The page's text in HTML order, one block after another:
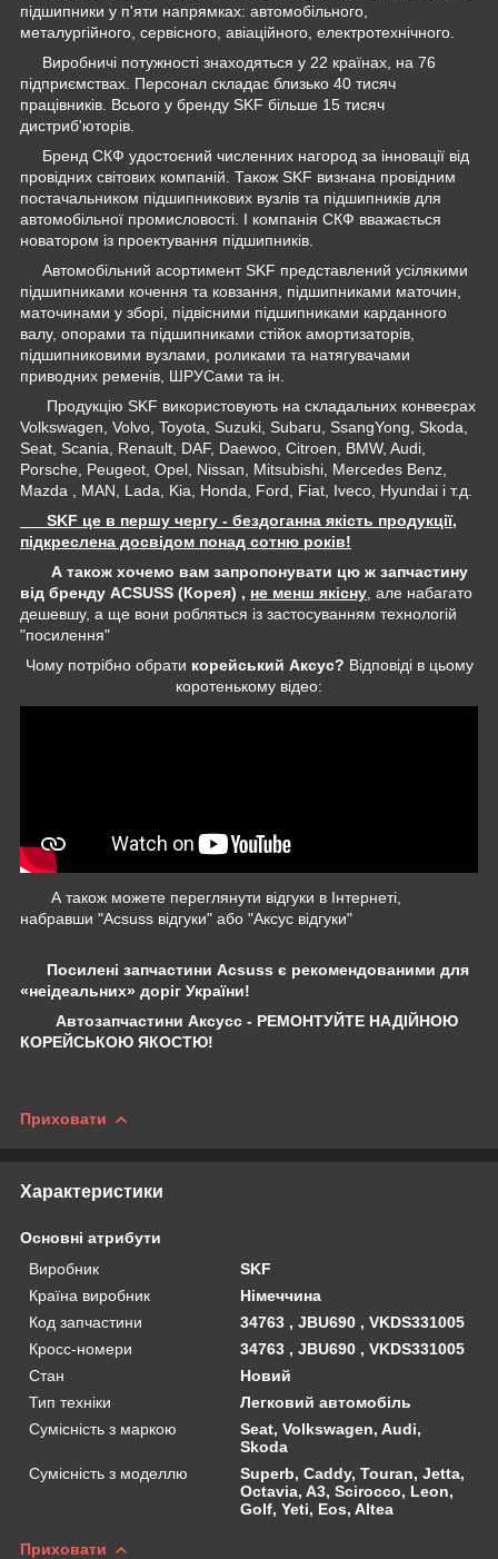
підшипники у п'яти напрямках: автомобільного,
металургійного, сервісного, авіаційного, електротехнічного.
Виробничі потужності знаходяться у 22 країнах, на 76
підприємствах. Персонал складає близько 40 тисяч
працівників. Всього у бренду SKF більше 15 тисяч
дистриб'юторів.
Бренд СКФ удостоєний численних нагород за інновації від
провідних світових компаній. Також SKF визнана провідним
постачальником підшипникових вузлів та підшипників для
автомобільної промисловості. І компанія СКФ вважається
новатором із проектування підшипників.
Автомобільний асортимент SKF представлений усілякими
підшипниками кочення та ковзання, підшипниками маточин,
маточинами у зборі, підвісними підшипниками карданного
валу, опорами та підшипниками стійок амортизаторів,
підшипниковими вузлами, роликами та натягувачами
приводних ременів, ШРУСами та ін.
Продукцію SKF використовують на складальних конвеєрах
Volkswagen, Volvo, Toyota, Suzuki, Subaru, SsangYong, Skoda,
Seat, Scania, Renault, DAF, Daewoo, Citroen, BMW, Audi,
Porsche, Peugeot, Opel, Nissan, Mitsubishi, Mercedes Benz,
Mazda , MAN, Lada, Kia, Honda, Ford, Fiat, Iveco, Hyundai і т.д.
SKF це в першу чергу - бездоганна якість продукції,
підкреслена досвідом понад сотню років!
А також хочемо вам запропонувати цю ж запчастину
від бренду ACSUSS (Корея) , не менш якісну , але набагато
дешевшу, а ще вони робляться із застосуванням технологій
"посилення"
Чому потрібно обрати корейський Аксус? Відповіді в цьому
коротенькому відео:
А також можете переглянути відгуки в Інтернеті,
набравши "Acsuss відгуки" або "Аксус відгуки"
Посилені запчастини Acsuss є рекомендованими для
«неідеальних» доріг України!
Автозапчастини Аксусс - РЕМОНТУЙТЕ НАДІЙНОЮ
КОРЕЙСЬКОЮ ЯКОСТЮ!
Приховати
Характеристики
Основні атрибути
Виробник
SKF
Країна виробник
Німеччина
Код запчастини
34763 , JBU690 , VKDS331005
Кросс-номери
34763 , JBU690 , VKDS331005
Стан
Новий
Тип техніки
Легковий автомобіль
Сумісність з маркою
Seat, Volkswagen, Audi,
Skoda
Сумісність з моделлю
Superb, Caddy, Touran, Jetta,
Octavia, A3, Scirocco, Leon,
Golf, Yeti, Eos, Altea
Приховати